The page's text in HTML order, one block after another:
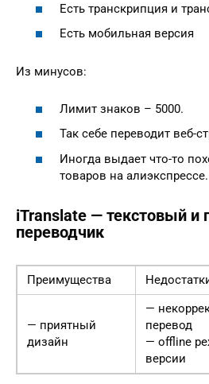
Есть транскрипция и
Есть мобильная версия
Из минусов:
Лимит знаков – 5000.
Так себе переводит веб-
Иногда выдает что-то
товаров на алиэкспрессе.
iTranslate — текстовый и
переводчик
Преимущества
— приятный
дизайн
—
перевод
— offline
версии